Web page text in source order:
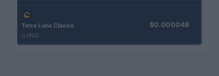
Terra Luna Classic
(LUNC)
$0.000049